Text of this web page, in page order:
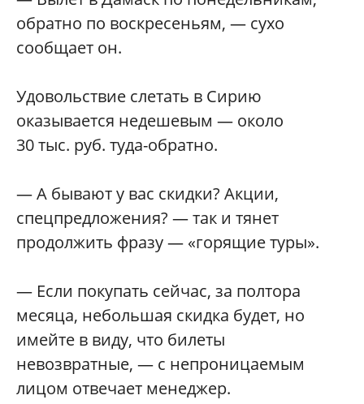
обратно по воскресеньям, — сухо
сообщает он.
Удовольствие слетать в Сирию
оказывается недешевым — около
30 тыс. руб. туда-обратно.
— А бывают у вас скидки? Акции,
спецпредложения? — так и тянет
продолжить фразу — «горящие туры».
— Если покупать сейчас, за полтора
месяца, небольшая скидка будет, но
имейте в виду, что билеты
невозвратные, — с непроницаемым
лицом отвечает менеджер.